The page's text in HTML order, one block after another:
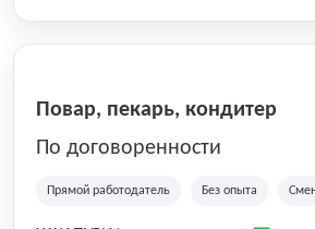
Повар, пекарь, кондитер
По договоренности
Прямой работодатель Без опыта